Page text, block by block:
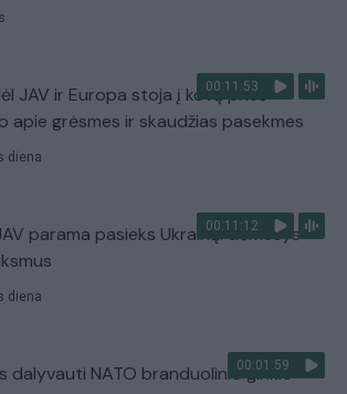
00:11:53
JAV ir Europa stoja į kovą prieš
apie grėsmes ir skaudžias pasekmes
diena
00:11:12
parama pasieks Ukrainą: dėmesys
diena
00:01:59
dalyvauti NATO branduolinio ginklo